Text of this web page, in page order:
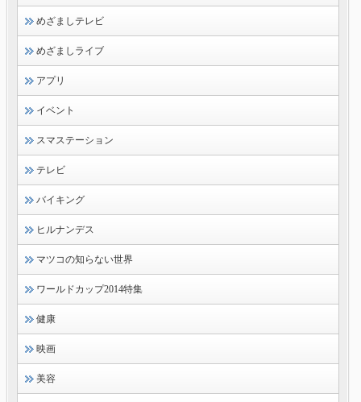
めざましテレビ
めざましライブ
アプリ
イベント
スマステーション
テレビ
バイキング
ヒルナンデス
マツコの知らない世界
ワールドカップ2014特集
健康
映画
美容